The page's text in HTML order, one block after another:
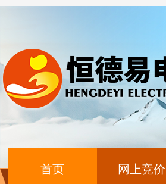
首页 网上竞价